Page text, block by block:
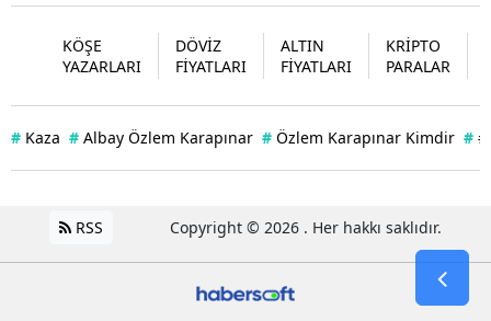
Eskişehir
Gaziantep
Giresun
Gümüşhane
Hakkari
Hatay
Isparta
KÖŞE
YAZARLARI
DÖVİZ
FİYATLARI
ALTIN
FİYATLARI
KRİPTO
PARALAR
# Kaza # Albay Özlem Karapınar # Özlem Karapınar Kimdir #
RSS Copyright © 2026 . Her hakkı saklıdır.